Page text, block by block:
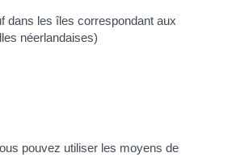
dans les îles correspondant aux
néerlandaises)
pouvez utiliser les moyens de